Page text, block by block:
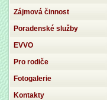
Zájmová činnost
Poradenské služby
EVVO
Pro rodiče
Fotogalerie
Kontakty